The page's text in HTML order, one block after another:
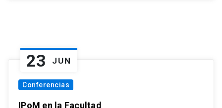
23 JUN
Conferencias
IPoM en la Facultad